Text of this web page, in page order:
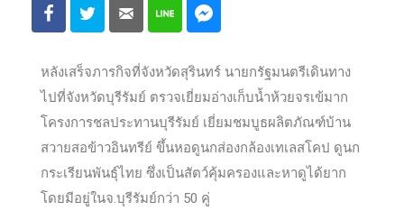
หลังเสร็จภารกิจที่จังหวัดสุรินทร์ นายกรัฐมนตรีเดินทาง
ไปที่จังหวัดบุรีรัมย์ ตรวจเยี่ยมอ่างเก็บน้ำห้วยจรเข้มาก
โครงการชลประทานบุรีรัมย์ เยี่ยมชมบูธผลิตภัณฑ์บ้าน
สวายสอข้าวอินทรีย์ ขึ้นหอดูนกส่องกล้องเทเลสโคป ดูนก
กระเรียนพันธุ์ไทย ซึ่งเป็นสัตว์คุ้มครองและหาดูได้ยาก
โดยมีอยู่ในจ.บุรีรัมย์กว่า 50 คู่